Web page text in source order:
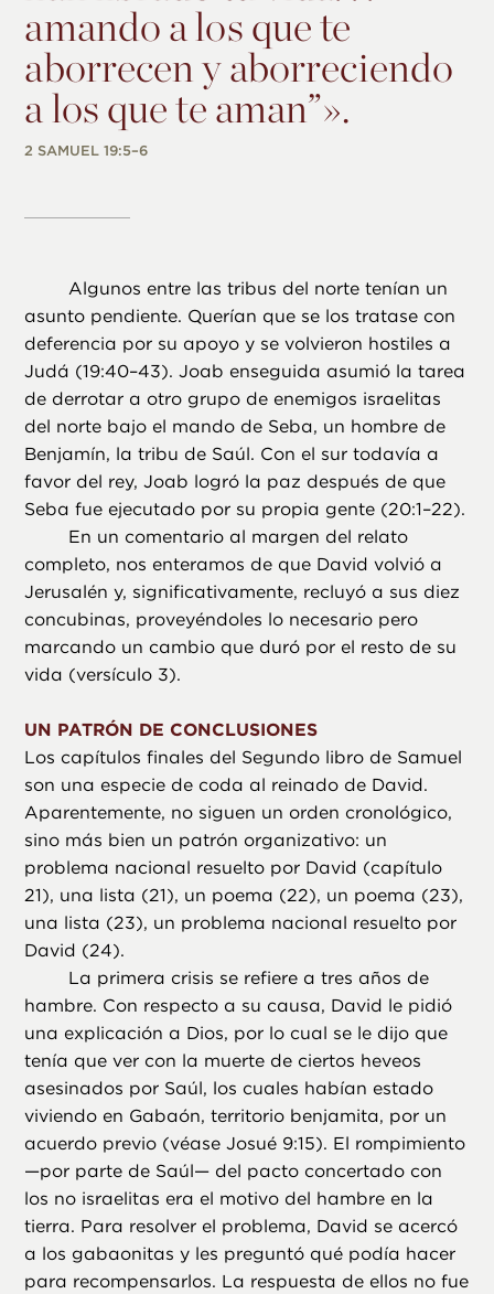
amando a los que te
aborrecen y aborreciendo
a los que te aman”».
2 SAMUEL 19:5–6
Algunos entre las tribus del norte tenían un
asunto pendiente. Querían que se los tratase con
deferencia por su apoyo y se volvieron hostiles a
Judá (19:40–43). Joab enseguida asumió la tarea
de derrotar a otro grupo de enemigos israelitas
del norte bajo el mando de Seba, un hombre de
Benjamín, la tribu de Saúl. Con el sur todavía a
favor del rey, Joab logró la paz después de que
Seba fue ejecutado por su propia gente (20:1–22).
En un comentario al margen del relato
completo, nos enteramos de que David volvió a
Jerusalén y, significativamente, recluyó a sus diez
concubinas, proveyéndoles lo necesario pero
marcando un cambio que duró por el resto de su
vida (versículo 3).
UN PATRÓN DE CONCLUSIONES
Los capítulos finales del Segundo libro de Samuel
son una especie de coda al reinado de David.
Aparentemente, no siguen un orden cronológico,
sino más bien un patrón organizativo: un
problema nacional resuelto por David (capítulo
21), una lista (21), un poema (22), un poema (23),
una lista (23), un problema nacional resuelto por
David (24).
La primera crisis se refiere a tres años de
hambre. Con respecto a su causa, David le pidió
una explicación a Dios, por lo cual se le dijo que
tenía que ver con la muerte de ciertos heveos
asesinados por Saúl, los cuales habían estado
viviendo en Gabaón, territorio benjamita, por un
acuerdo previo (véase Josué 9:15). El rompimiento
—por parte de Saúl— del pacto concertado con
los no israelitas era el motivo del hambre en la
tierra. Para resolver el problema, David se acercó
a los gabaonitas y les preguntó qué podía hacer
para recompensarlos. La respuesta de ellos no fue